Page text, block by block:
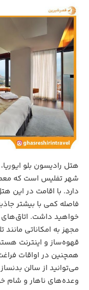
شهر تفلیس است که
دارد. با اقامت در این
فاصله کمی با بیشتر
خواهید داشت. اتاق‌های
مجهز به امکاناتی مانند
قهوه‌ساز و اینترنت
همچنین در اواقات
می‌توانید از سالن
وعده‌های ناهار و شام